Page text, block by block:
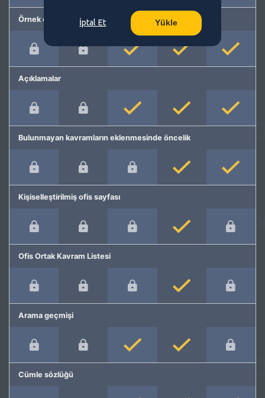
Örnek cümleler
Açıklamalar
Bulunmayan kavramların eklenmesinde öncelik
Kişiselleştirilmiş ofis sayfası
Ofis Ortak Kavram Listesi
Arama geçmişi
Cümle sözlüğü
İptal Et Yükle